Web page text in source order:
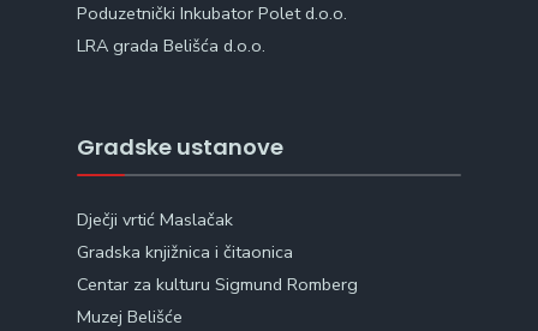
Poduzetnički Inkubator Polet d.o.o.
LRA grada Belišća d.o.o.
Gradske ustanove
Dječji vrtić Maslačak
Gradska knjižnica i čitaonica
Centar za kulturu Sigmund Romberg
Muzej Belišće